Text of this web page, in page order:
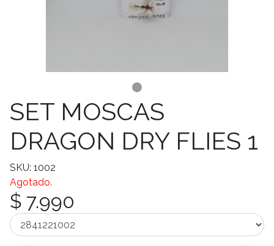
SET MOSCAS
DRAGON DRY FLIES 1
SKU: 1002
Agotado.
$ 7.990